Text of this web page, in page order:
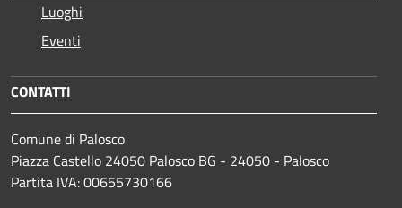
Luoghi
Eventi
CONTATTI
Comune di Palosco
Piazza Castello 24050 Palosco BG - 24050 - Palosco
Partita IVA: 00655730166